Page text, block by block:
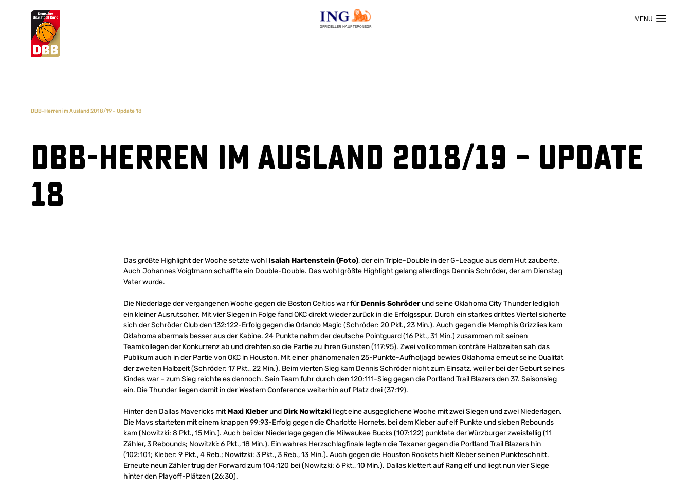
OFFIZIELLER HAUPTSPONSOR
Suchvorschläge
DBB-Herren im Ausland 2018/19 – Update 18
DBB-Herren im Ausland 2018/19 – Update
18
Das größte Highlight der Woche setzte wohl Isaiah Hartenstein (Foto), der ein Triple-Double in der G-League aus dem Hut zauberte.
Auch Johannes Voigtmann schaffte ein Double-Double. Das wohl größte Highlight gelang allerdings Dennis Schröder, der am Dienstag
Vater wurde.
Die Niederlage der vergangenen Woche gegen die Boston Celtics war fürDennis Schröderund seine Oklahoma City Thunder lediglich
ein kleiner Ausrutscher. Mit vier Siegen in Folge fand OKC direkt wieder zurück in die Erfolgsspur. Durch ein starkes drittes Viertel sicherte
sich der Schröder Club den 132:122-Erfolg gegen die Orlando Magic (Schröder: 20 Pkt., 23 Min.). Auch gegen die Memphis Grizzlies kam
Oklahoma abermals besser aus der Kabine. 24 Punkte nahm der deutsche Pointguard (16 Pkt., 31 Min.) zusammen mit seinen
Teamkollegen der Konkurrenz ab und drehten so die Partie zu ihren Gunsten (117:95). Zwei vollkommen konträre Halbzeiten sah das
Publikum auch in der Partie von OKC in Houston. Mit einer phänomenalen 25-Punkte-Aufholjagd bewies Oklahoma erneut seine Qualität
der zweiten Halbzeit (Schröder: 17 Pkt., 22 Min.). Beim vierten Sieg kam Dennis Schröder nicht zum Einsatz, weil er bei der Geburt seines
Kindes war – zum Sieg reichte es dennoch. Sein Team fuhr durch den 120:111-Sieg gegen die Portland Trail Blazers den 37. Saisonsieg
ein. Die Thunder liegen damit in der Western Conference weiterhin auf Platz drei (37:19).
Hinter den Dallas Mavericks mitMaxi Kleberund Dirk Nowitzki liegt eine ausgeglichene Woche mit zwei Siegen und zwei Niederlagen.
Die Mavs starteten mit einem knappen 99:93-Erfolg gegen die Charlotte Hornets, bei dem Kleber auf elf Punkte und sieben Rebounds
kam (Nowitzki: 8 Pkt., 15 Min.). Auch bei der Niederlage gegen die Milwaukee Bucks (107:122) punktete der Würzburger zweistellig (11
Zähler, 3 Rebounds; Nowitzki: 6 Pkt., 18 Min.). Ein wahres Herzschlagfinale legten die Texaner gegen die Portland Trail Blazers hin
(102:101; Kleber: 9 Pkt., 4 Reb.; Nowitzki: 3 Pkt., 3 Reb., 13 Min.). Auch gegen die Houston Rockets hielt Kleber seinen Punkteschnitt.
Erneute neun Zähler trug der Forward zum 104:120 bei (Nowitzki: 6 Pkt., 10 Min.). Dallas klettert auf Rang elf und liegt nun vier Siege
hinter den Playoff-Plätzen (26:30).